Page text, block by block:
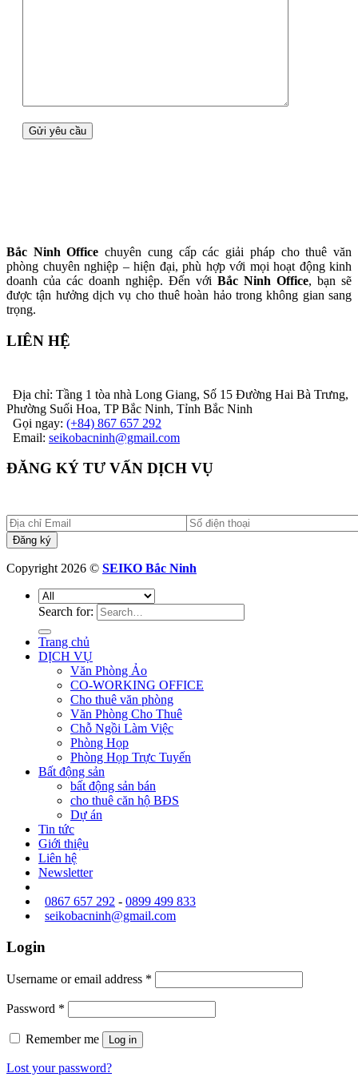
Bắc Ninh Office chuyên cung cấp các giải pháp cho thuê văn
phòng chuyên nghiệp – hiện đại, phù hợp với mọi hoạt động kinh
doanh của các doanh nghiệp. Đến với Bắc Ninh Office, bạn sẽ
được tận hưởng dịch vụ cho thuê hoàn hảo trong không gian sang
trọng.
LIÊN HỆ
Địa chỉ: Tầng 1 tòa nhà Long Giang, Số 15 Đường Hai Bà Trưng,
Phường Suối Hoa, TP Bắc Ninh, Tỉnh Bắc Ninh
Gọi ngay: (+84) 867 657 292
Email: seikobacninh@gmail.com
ĐĂNG KÝ TƯ VẤN DỊCH VỤ
Copyright 2026 © SEIKO Bắc Ninh
Search for:
Trang chủ
DỊCH VỤ
Văn Phòng Ảo
CO-WORKING OFFICE
Cho thuê văn phòng
Văn Phòng Cho Thuê
Chỗ Ngồi Làm Việc
Phòng Họp
Phòng Họp Trực Tuyến
Bất động sản
bất động sản bán
cho thuê căn hộ BĐS
Dự án
Tin tức
Giới thiệu
Liên hệ
Newsletter
0867 657 292 - 0899 499 833
seikobacninh@gmail.com
Login
Username or email address *
Password *
Remember me Log in
Lost your password?